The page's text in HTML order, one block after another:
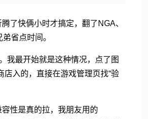
了快俩小时才搞定，翻了NGA、
省点时间。
我最开始就是这种情况，点了图
入的，直接在游戏管理页找“验
性是真的拉，我朋友用的